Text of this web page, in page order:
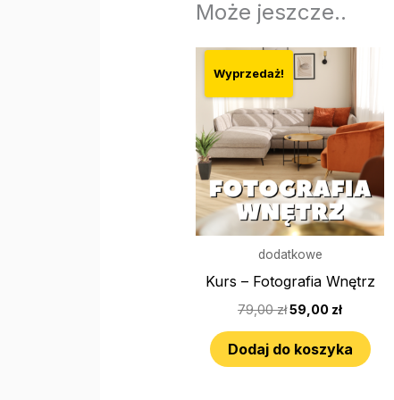
Może jeszcze..
Wyprzedaż!
dodatkowe
Kurs – Fotografia Wnętrz
79,00zł
Pierwotna
cena
79,00 zł.
59,00 zł
Aktualna
59,00 zł.
Dodaj do koszyka